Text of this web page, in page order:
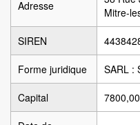
Adresse
Mitre-
SIREN
Forme juridique SARL :
Capital